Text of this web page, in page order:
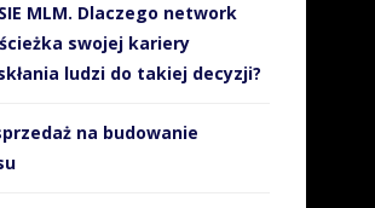
MLM. Dlaczego network
swojej kariery
ludzi do takiej decyzji?
na budowanie